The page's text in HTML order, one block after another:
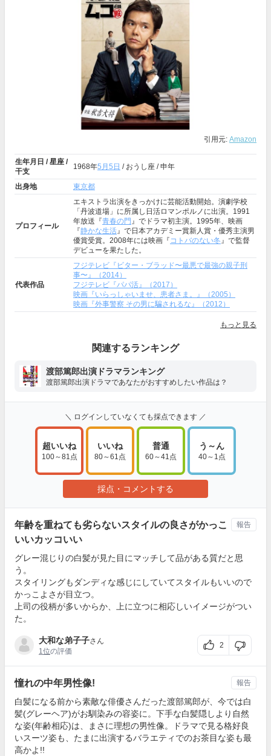
引用元: Amazon
生年月日 / 星座 /
干支
1968年5月5日 / おうし座 / 申年
出身地 東京都
プロフィール
エキストラ出演をきっかけに芸能活動開始。演劇学校
「丹波道場」に所属し日活ロマンポルノに出演。1991
年放送『青春の門 』でドラマ初主演。1995年、映画
『静かな生活』で日本アカデミー賞新人賞・優秀主演男
優賞受賞。2008年には映画『 コトバのない冬』で監督
デビューを果たした。
代表作品
フジテレビ『ビター・ブラッド〜最悪で最強の親子刑
事〜』（2014）
フジテレビ『パパ活』（2017）
映画『いらっしゃいませ、患者さま。』（2005）
映画『外事警察 その男に騙されるな』（2012）
もっと見る
関連するランキング
渡部篤郎出演ドラマランキング
渡部篤郎出演ドラマであなたがおすすめしたい作品は？
＼ ログインしていなくても採点できます ／
超いいね
100～81点
いいね
80～61点
普通
60～41点
う～ん
40～1点
採点・コメントする
年齢を重ねても劣らないスタイルの良さがかっこ
いいカッコいい
グレー混じりの白髪が見た目にマッチして品がある質だと思
う。
スタイリングもダンディな感じにしていてスタイルもいいので
かっこよさが目立つ。
上司の役柄が多いからか、上に立つに相応しいイメージがつい
た。
大和な弟子子さん
1位の評価
2
報告
憧れの中年男性像!
白髪になる前から素敵な俳優さんだった渡部篤郎が、今では白
髪(グレーヘア)がお馴染みの容姿に。下手な白髪隠しより自然
な姿(年齢相応)は、まさに理想の男性像。ドラマで見る格好良
いスーツ姿も、たまに出演するバラエティでのお茶目な姿も最
高かよ!!
報告